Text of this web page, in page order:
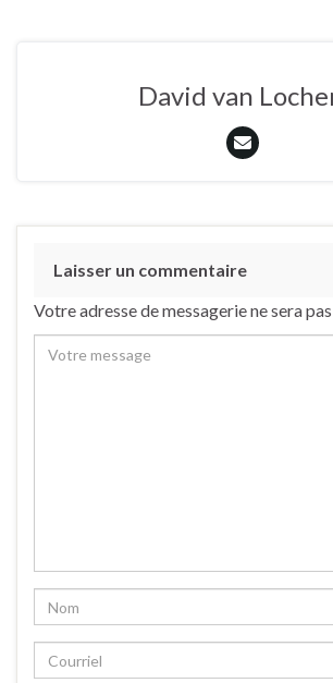
David van
Laisser un commentaire
Votre adresse de messagerie ne sera